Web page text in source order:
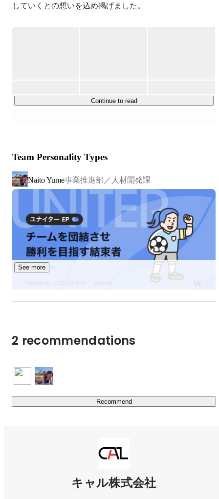
していくとの想いを込め掲げました。
官公庁を中心とした受託開発をはじめ、民間企業において
・営業支援システム
・クラウド環境構築
・RPA開発
・ヘルプデスク、カスタマーサポート　などなど
Continue to read
Team Personality Types
Naito Yume事業推進部／人材開発課
See more
2 recommendations
Recommend
キャル株式会社